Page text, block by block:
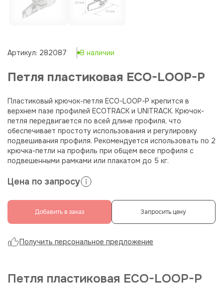
Артикул: 282087 В наличии
Петля пластиковая ECO-LOOP-P
Пластиковый крючок-петля ECO-LOOP-P крепится в
верхнем пазе профилей ECOTRACK и UNITRACK. Крючок-
петля передвигается по всей длине профиля, что
обеспечивает простоту использования и регулировку
подвешивания профиля. Рекомендуется использовать по 2
крючка-петли на профиль при общем весе профиля с
подвешенными рамками или плакатом до 5 кг.
Цена по запросу
Добавить в заказ Запросить цену
Получить персональное предложение
Петля пластиковая ECO-LOOP-P